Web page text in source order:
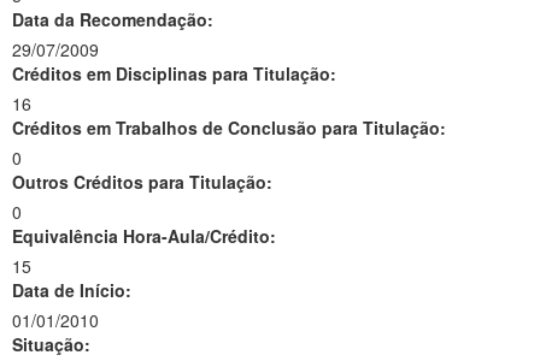
Data da Recomendação:
29/07/2009
Créditos em Disciplinas para Titulação:
16
Créditos em Trabalhos de Conclusão para Titulação:
0
Outros Créditos para Titulação:
0
Equivalência Hora-Aula/Crédito:
15
Data de Início:
01/01/2010
Situação: